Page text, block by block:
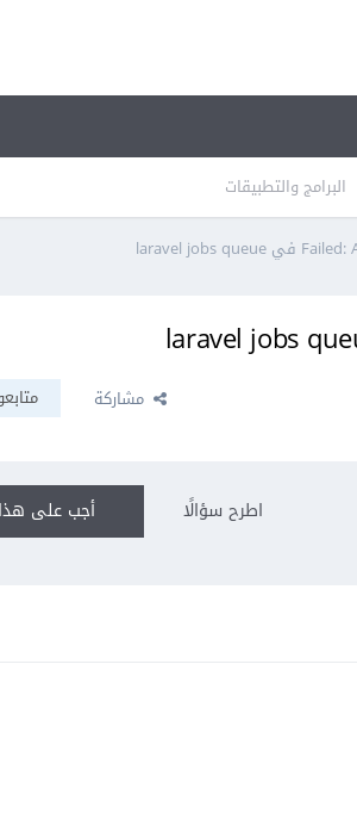
البرامج والتطبيقات
مشاركة
أجب على اطرح سؤالًا